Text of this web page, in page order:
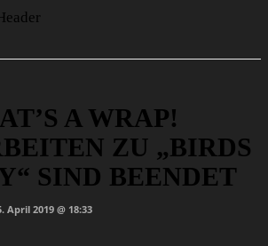
A WRAP!
ZU „BIRDS
SIND BEENDET
April 2019 @ 18:33